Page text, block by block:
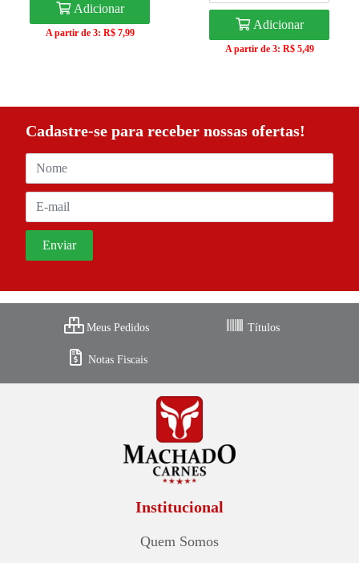
Adicionar
A partir de 3: R$ 7,99
Adicionar
A partir de 3: R$ 5,49
Cadastre-se para receber nossas ofertas!
Meus Pedidos Títulos
Notas Fiscais
Institucional
Quem Somos